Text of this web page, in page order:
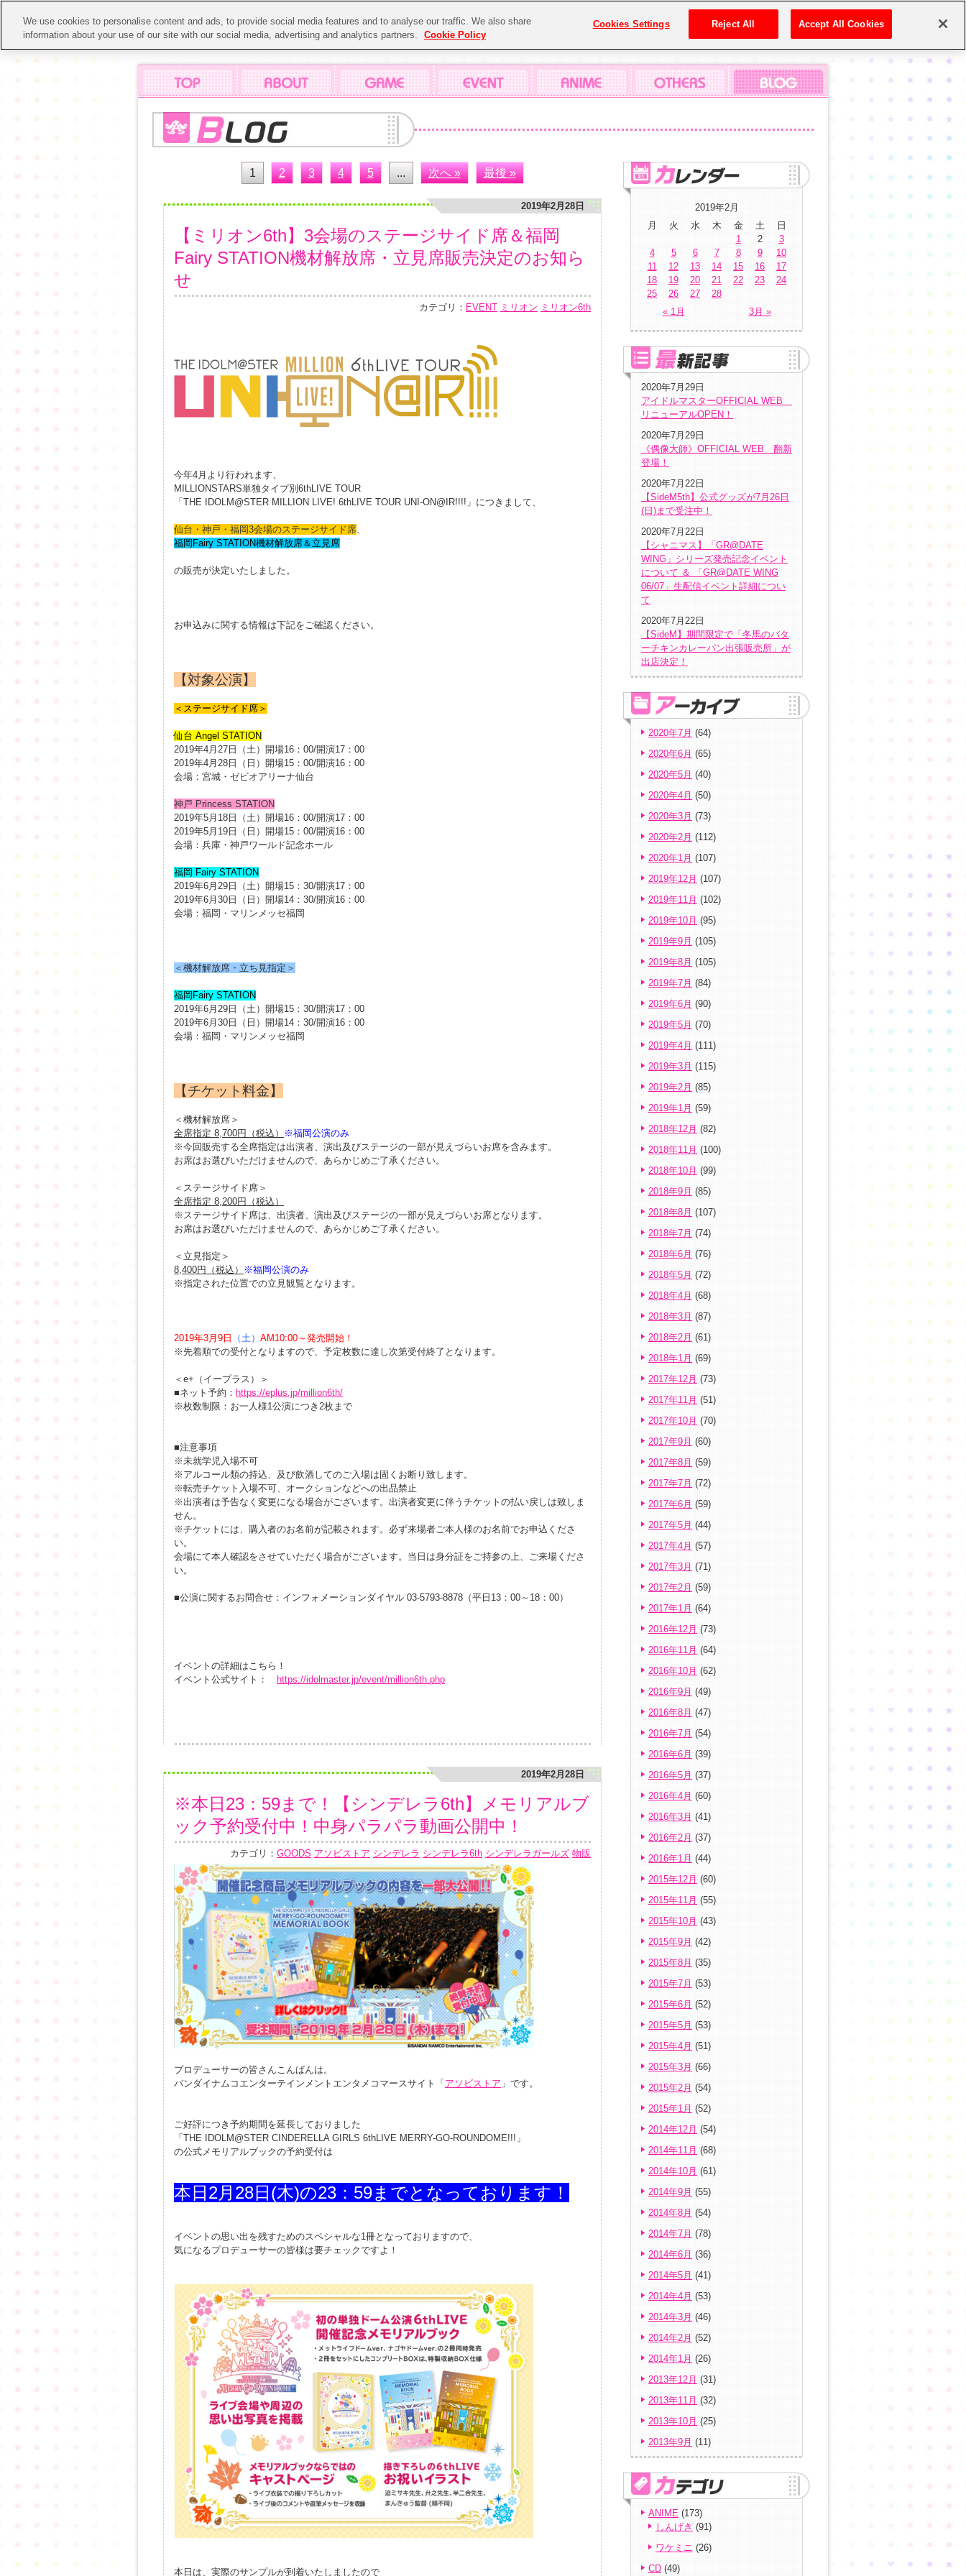
1 2 3 4 5 ... 次へ » 最後 »
2019年2月28日
【ミリオン6th】3会場のステージサイド席＆福岡
Fairy STATION機材解放席・立見席販売決定のお知ら
せ
カテゴリ： EVENT ミリオン ミリオン6th
今年4月より行われます、
MILLIONSTARS単独タイプ別6thLIVE TOUR
「THE IDOLM@STER MILLION LIVE! 6thLIVE TOUR UNI-ON@IR!!!!」につきまして、
仙台・神戸・福岡3会場のステージサイド席、
福岡Fairy STATION機材解放席＆立見席
の販売が決定いたしました。
お申込みに関する情報は下記をご確認ください。
【対象公演】
＜ステージサイド席＞
仙台 Angel STATION
2019年4月27日（土）開場16：00/開演17：00
2019年4月28日（日）開場15：00/開演16：00
会場：宮城・ゼビオアリーナ仙台
神戸 Princess STATION
2019年5月18日（土）開場16：00/開演17：00
2019年5月19日（日）開場15：00/開演16：00
会場：兵庫・神戸ワールド記念ホール
福岡 Fairy STATION
2019年6月29日（土）開場15：30/開演17：00
2019年6月30日（日）開場14：30/開演16：00
会場：福岡・マリンメッセ福岡
＜機材解放席・立ち見指定＞
福岡Fairy STATION
2019年6月29日（土）開場15：30/開演17：00
2019年6月30日（日）開場14：30/開演16：00
会場：福岡・マリンメッセ福岡
【チケット料金】
＜機材解放席＞
全席指定 8,700円（税込）
※福岡公演のみ
※今回販売する全席指定は出演者、演出及びステージの一部が見えづらいお席を含みます。
お席はお選びいただけませんので、あらかじめご了承ください。
＜ステージサイド席＞
全席指定 8,200円（税込）
※ステージサイド席は、出演者、演出及びステージの一部が見えづらいお席となります。
お席はお選びいただけませんので、あらかじめご了承ください。
＜立見指定＞
8,400円（税込）
※福岡公演のみ
※指定された位置での立見観覧となります。
2019年3月9日 （土） AM10:00～発売開始！
※先着順での受付となりますので、予定枚数に達し次第受付終了となります。
＜e+（イープラス）＞
■ネット予約： https://eplus.jp/million6th/
※枚数制限：お一人様1公演につき2枚まで
■注意事項
※未就学児入場不可
※アルコール類の持込、及び飲酒してのご入場は固くお断り致します。
※転売チケット入場不可、オークションなどへの出品禁止
※出演者は予告なく変更になる場合がございます。出演者変更に伴うチケットの払い戻しは致しま
せん。
※チケットには、購入者のお名前が記載されます。必ず来場者ご本人様のお名前でお申込くださ
い。
会場にて本人確認をさせていただく場合がございます。当日は身分証をご持参の上、ご来場くださ
い。
■公演に関するお問合せ：インフォメーションダイヤル 03-5793-8878（平日13：00～18：00）
イベントの詳細はこちら！
イベント公式サイト：
https://idolmaster.jp/event/million6th.php
2019年2月28日
※本日23：59まで！【シンデレラ6th】メモリアルブ
ック予約受付中！中身パラパラ動画公開中！
カテゴリ： GOODS アソビストア シンデレラ シンデレラ6th シンデレラガールズ 物販
プロデューサーの皆さんこんばんは。
バンダイナムコエンターテインメントエンタメコマースサイト「 アソビストア 」です。
ご好評につき予約期間を延長しておりました
「THE IDOLM@STER CINDERELLA GIRLS 6thLIVE MERRY-GO-ROUNDOME!!!」
の公式メモリアルブックの予約受付は
本日2月28日(木)の23：59までとなっております！
イベントの思い出を残すためのスペシャルな1冊となっておりますので、
気になるプロデューサーの皆様は要チェックですよ！
本日は、実際のサンプルが到着いたしましたので
2019年2月
月
火 水 木 金 土 日
« 1月 3月 »
1 2
3
4
5 6 7 8 9
10
11
12 13 14 15 16
17
18
19 20 21 22 23
24
25
26 27 28
2020年7月29日
アイドルマスターOFFICIAL WEB
リニューアルOPEN！
2020年7月29日
《偶像大師》OFFICIAL WEB 翻新
登場！
2020年7月22日
【SideM5th】公式グッズが7月26日
(日)まで受注中！
2020年7月22日
【シャニマス】「GR@DATE
WING」シリーズ発売記念イベント
について ＆ 「GR@DATE WING
06/07」生配信イベント詳細につい
て
2020年7月22日
【SideM】期間限定で「冬馬のバタ
ーチキンカレーパン出張販売所」が
出店決定！
2020年7月 (64)
2020年6月 (65)
2020年5月 (40)
2020年4月 (50)
2020年3月 (73)
2020年2月 (112)
2020年1月 (107)
2019年12月 (107)
2019年11月 (102)
2019年10月 (95)
2019年9月 (105)
2019年8月 (105)
2019年7月 (84)
2019年6月 (90)
2019年5月 (70)
2019年4月 (111)
2019年3月 (115)
2019年2月 (85)
2019年1月 (59)
2018年12月 (82)
2018年11月 (100)
2018年10月 (99)
2018年9月 (85)
2018年8月 (107)
2018年7月 (74)
2018年6月 (76)
2018年5月 (72)
2018年4月 (68)
2018年3月 (87)
2018年2月 (61)
2018年1月 (69)
2017年12月 (73)
2017年11月 (51)
2017年10月 (70)
2017年9月 (60)
2017年8月 (59)
2017年7月 (72)
2017年6月 (59)
2017年5月 (44)
2017年4月 (57)
2017年3月 (71)
2017年2月 (59)
2017年1月 (64)
2016年12月 (73)
2016年11月 (64)
2016年10月 (62)
2016年9月 (49)
2016年8月 (47)
2016年7月 (54)
2016年6月 (39)
2016年5月 (37)
2016年4月 (60)
2016年3月 (41)
2016年2月 (37)
2016年1月 (44)
2015年12月 (60)
2015年11月 (55)
2015年10月 (43)
2015年9月 (42)
2015年8月 (35)
2015年7月 (53)
2015年6月 (52)
2015年5月 (53)
2015年4月 (51)
2015年3月 (66)
2015年2月 (54)
2015年1月 (52)
2014年12月 (54)
2014年11月 (68)
2014年10月 (61)
2014年9月 (55)
2014年8月 (54)
2014年7月 (78)
2014年6月 (36)
2014年5月 (41)
2014年4月 (53)
2014年3月 (46)
2014年2月 (52)
2014年1月 (26)
2013年12月 (31)
2013年11月 (32)
2013年10月 (25)
2013年9月 (11)
ANIME (173)
しんげき (91)
ワケミニ (26)
CD (49)
We use cookies to personalise content and ads, to provide social media features and to analyse our traffic. We also share
information about your use of our site with our social media, advertising and analytics partners.
Cookie Policy
Cookies Settings Reject All Accept All Cookies